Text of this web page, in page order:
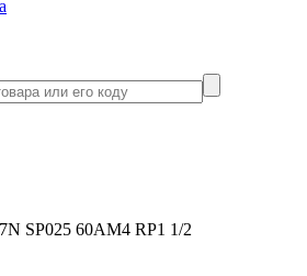
SP025 60AM4 RP1 1/2